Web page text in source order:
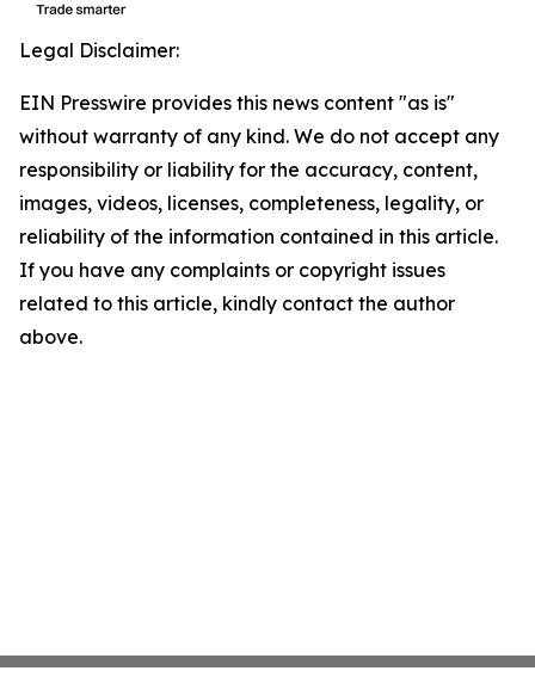
Legal Disclaimer:
EIN Presswire provides this news content "as is"
without warranty of any kind. We do not accept any
responsibility or liability for the accuracy, content,
images, videos, licenses, completeness, legality, or
reliability of the information contained in this article.
If you have any complaints or copyright issues
related to this article, kindly contact the author
above.